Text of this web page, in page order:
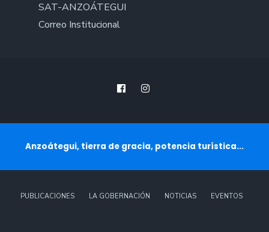
SAT-ANZOÁTEGUI
Correo Institucional
Anzoátegui, tierra de gracia, potencia turística...
PUBLICACIONES LA GOBERNACIÓN NOTICIAS EVENTOS